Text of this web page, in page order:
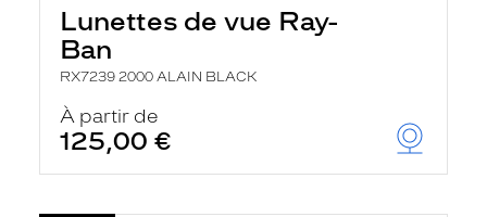
Lunettes de vue Ray-
Ban
RX7239 2000 ALAIN BLACK
À partir de
125,00 €